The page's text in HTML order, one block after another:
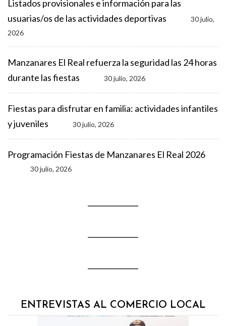
Listados provisionales e información para las
usuarias/os de las actividades deportivas
30 julio,
2026
Manzanares El Real refuerza la seguridad las 24 horas
durante las fiestas
30 julio, 2026
Fiestas para disfrutar en familia: actividades infantiles
y juveniles
30 julio, 2026
Programación Fiestas de Manzanares El Real 2026
30 julio, 2026
ENTREVISTAS AL COMERCIO LOCAL